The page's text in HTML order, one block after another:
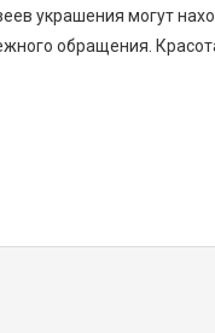
украшения могут
обращения.